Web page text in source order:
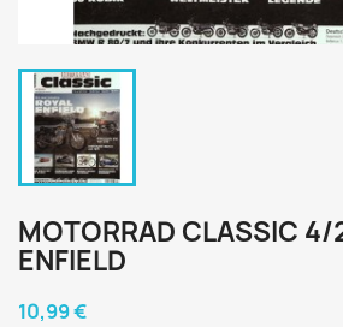
MOTORRAD CLASSIC 4/
ENFIELD
10,99 €